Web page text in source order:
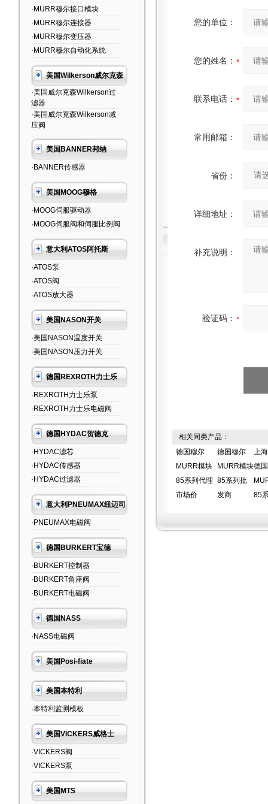
·MURR穆尔接口模块
·MURR穆尔连接器
·MURR穆尔变压器
·MURR穆尔自动化系统
美国Wilkerson威尔克森
·美国威尔克森Wilkerson过
滤器
·美国威尔克森Wilkerson减
压阀
美国BANNER邦纳
·BANNER传感器
美国MOOG穆格
·MOOG伺服驱动器
·MOOG伺服阀和伺服比例阀
意大利ATOS阿托斯
·ATOS泵
·ATOS阀
·ATOS放大器
美国NASON开关
·美国NASON温度开关
·美国NASON压力开关
德国REXROTH力士乐
·REXROTH力士乐泵
·REXROTH力士乐电磁阀
德国HYDAC贺德克
·HYDAC滤芯
·HYDAC传感器
·HYDAC过滤器
意大利PNEUMAX纽迈司
·PNEUMAX电磁阀
德国BURKERT宝德
·BURKERT控制器
·BURKERT角座阀
·BURKERT电磁阀
德国NASS
·NASS电磁阀
美国Posi-fiate
美国本特利
·本特利监测模板
美国VICKERS威格士
·VICKERS阀
·VICKERS泵
美国MTS
您的单位：
您的姓名：
联系电话：
常用邮箱：
省份：
详细地址：
补充说明：
验证码：
相关同类产品：
德国穆尔
MURR模块
85系列代理
市场价
德国穆尔
MURR模块
85系列批
发商
上
德
85